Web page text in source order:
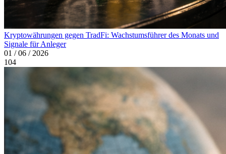
Kryptowährungen gegen TradFi: Wachstumsführer des Monats und
Signale für Anleger
01 / 06 / 2026
104